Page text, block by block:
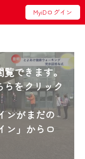
MyiDログイン
覧できます。
らをクリック
ンがまだの
ン」からロ